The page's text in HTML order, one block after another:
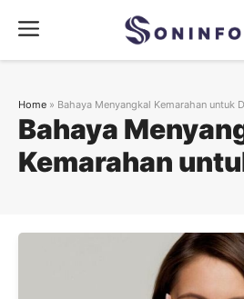
content
Menu
Bahaya
Kemarahan
Home » Bahaya Menyangkal Kemarahan untuk